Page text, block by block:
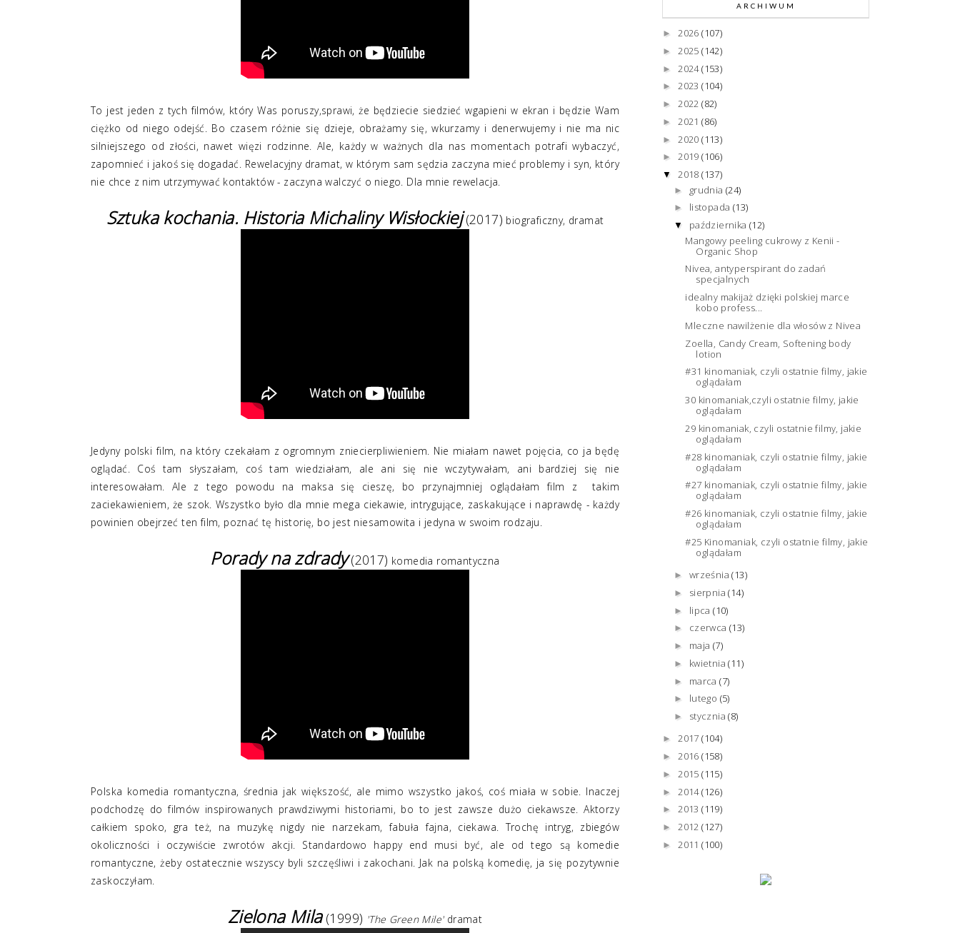
To jest jeden z tych filmów, który Was poruszy,sprawi, że będziecie siedzieć wgapieni w ekran i będzie Wam
ciężko od niego odejść. Bo czasem różnie się dzieje, obrażamy się, wkurzamy i denerwujemy i nie ma nic
silniejszego od złości, nawet więzi rodzinne. Ale, każdy w ważnych dla nas momentach potrafi wybaczyć,
zapomnieć i jakoś się dogadać. Rewelacyjny dramat, w którym sam sędzia zaczyna mieć problemy i syn, który
nie chce z nim utrzymywać kontaktów - zaczyna walczyć o niego. Dla mnie rewelacja.
Sztuka kochania. Historia Michaliny Wisłockiej (2017) biograficzny, dramat
Jedyny polski film, na który czekałam z ogromnym zniecierpliwieniem. Nie miałam nawet pojęcia, co ja będę
oglądać. Coś tam słyszałam, coś tam wiedziałam, ale ani się nie wczytywałam, ani bardziej się nie
interesowałam. Ale z tego powodu na maksa się cieszę, bo przynajmniej oglądałam film z takim
zaciekawieniem, że szok. Wszystko było dla mnie mega ciekawie, intrygujące, zaskakujące i naprawdę - każdy
powinien obejrzeć ten film, poznać tę historię, bo jest niesamowita i jedyna w swoim rodzaju.
Porady na zdrady (2017) komedia romantyczna
Polska komedia romantyczna, średnia jak większość, ale mimo wszystko jakoś, coś miała w sobie. Inaczej
podchodzę do filmów inspirowanych prawdziwymi historiami, bo to jest zawsze dużo ciekawsze. Aktorzy
całkiem spoko, gra też, na muzykę nigdy nie narzekam, fabuła fajna, ciekawa. Trochę intryg, zbiegów
okoliczności i oczywiście zwrotów akcji. Standardowo happy end musi być, ale od tego są komedie
romantyczne, żeby ostatecznie wszyscy byli szczęśliwi i zakochani. Jak na polską komedię, ja się pozytywnie
zaskoczyłam.
Zielona Mila (1999) 'The Green Mile'dramat
ARCHIWUM
►2026(107)
► 2025(142)
► 2024(153)
►2023(104)
►2022(82)
► 2021(86)
► 2020(113)
►2019(106)
▼2018(137)
► grudnia (24)
► listopada (13)
▼ października (12)
Mangowy peeling cukrowy z Kenii -
Organic Shop
Nivea, antyperspirant do zadań
specjalnych
idealny makijaż dzięki polskiej marce
kobo profess...
Mleczne nawilżenie dla włosów z Nivea
Zoella, Candy Cream, Softening body
lotion
#31 kinomaniak, czyli ostatnie filmy, jakie
oglądałam
30 kinomaniak,czyli ostatnie filmy, jakie
oglądałam
29 kinomaniak, czyli ostatnie filmy, jakie
oglądałam
#28 kinomaniak, czyli ostatnie filmy, jakie
oglądałam
#27 kinomaniak, czyli ostatnie filmy, jakie
oglądałam
#26 kinomaniak, czyli ostatnie filmy, jakie
oglądałam
#25 Kinomaniak, czyli ostatnie filmy, jakie
oglądałam
► września(13)
► sierpnia(14)
► lipca(10)
► czerwca (13)
► maja (7)
► kwietnia(11)
► marca(7)
► lutego (5)
► stycznia(8)
►2017(104)
►2016(158)
► 2015(115)
► 2014(126)
►2013(119)
►2012(127)
► 2011(100)